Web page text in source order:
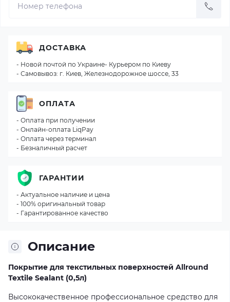
Описание
Покрытие для текстильных поверхностей Allround
Textile Sealant (0,5л)
Высококачественное профессиональное средство для
ДОСТАВКА
- Новой почтой по Украине- Курьером по Киеву
- Самовывоз: г. Киев, Железнодорожное шоссе, 33
ОПЛАТА
- Оплата при получении
- Онлайн-оплата LiqPay
- Оплата через терминал
- Безналичный расчет
ГАРАНТИИ
- Актуальное наличие и цена
- 100% оригинальный товар
- Гарантированное качество